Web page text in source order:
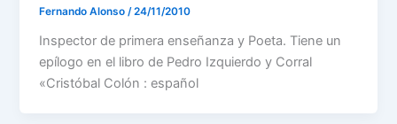
Fernando Alonso/24/11/2010
Inspector de primera enseñanza y Poeta. Tiene un
epílogo en el libro de Pedro Izquierdo y Corral
«Cristóbal Colón : español